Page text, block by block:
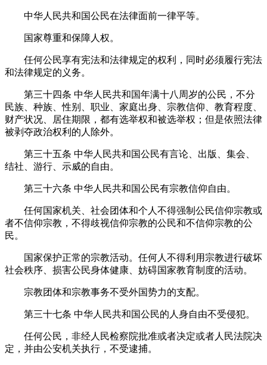
中华人民共和国公民在法律面前一律平等。
国家尊重和保障人权。
任何公民享有宪法和法律规定的权利，同时必须履行宪法
和法律规定的义务。
第三十四条 中华人民共和国年满十八周岁的公民，不分
民族、种族、性别、职业、家庭出身、宗教信仰、教育程度、
财产状况、居住期限，都有选举权和被选举权；但是依照法律
被剥夺政治权利的人除外。
第三十五条 中华人民共和国公民有言论、出版、集会、
结社、游行、示威的自由。
第三十六条 中华人民共和国公民有宗教信仰自由。
任何国家机关、社会团体和个人不得强制公民信仰宗教或
者不信仰宗教，不得歧视信仰宗教的公民和不信仰宗教的公
民。
国家保护正常的宗教活动。任何人不得利用宗教进行破坏
社会秩序、损害公民身体健康、妨碍国家教育制度的活动。
宗教团体和宗教事务不受外国势力的支配。
第三十七条 中华人民共和国公民的人身自由不受侵犯。
任何公民，非经人民检察院批准或者决定或者人民法院决
定，并由公安机关执行，不受逮捕。